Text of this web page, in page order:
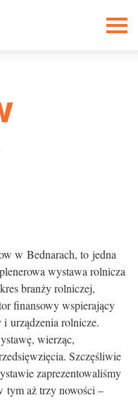
w Bednarach, to jedna
wystawa rolnicza
branży rolniczej,
finansowy wspierający
urządzenia rolnicze.
wierząc,
Szczęśliwie
zaprezentowaliśmy
tym aż trzy nowości –
maszyn